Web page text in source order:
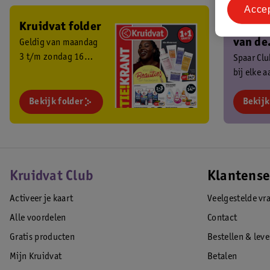
Kruidvat folder
Geldig van maandag
3 t/m zondag 16
Bekijk folder
Ben
van de
Club?
Spaar
bij elke
Kruidvat Club
Activeer je kaart
Alle voordelen
Gratis producten
Mijn Kruidvat
Veelgestelde
Contact
Bestellen &
Betalen